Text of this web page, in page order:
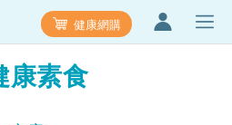
健康網購
康素食